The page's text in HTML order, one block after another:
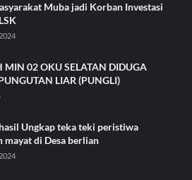
Muba jadi Korban Investasi
MIN 02 OKU SELATAN DIDUGA
LIAR (PUNGLI)
Ungkap teka teki peristiwa
mayat di Desa berlian